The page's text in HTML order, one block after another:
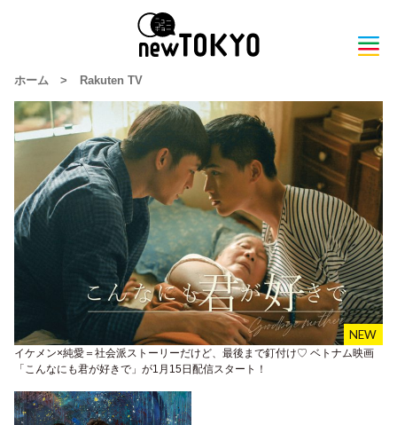
ホーム > Rakuten TV
イケメン×純愛＝社会派ストーリーだけど、最後まで釘付け♡ ベトナム映画
「こんなにも君が好きで」が1月15日配信スタート！